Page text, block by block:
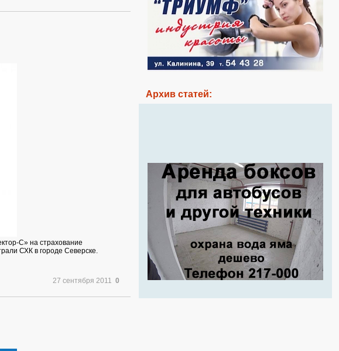
С» на страхование
СХК в городе Северске.
27 сентября 2011 0
Архив статей: